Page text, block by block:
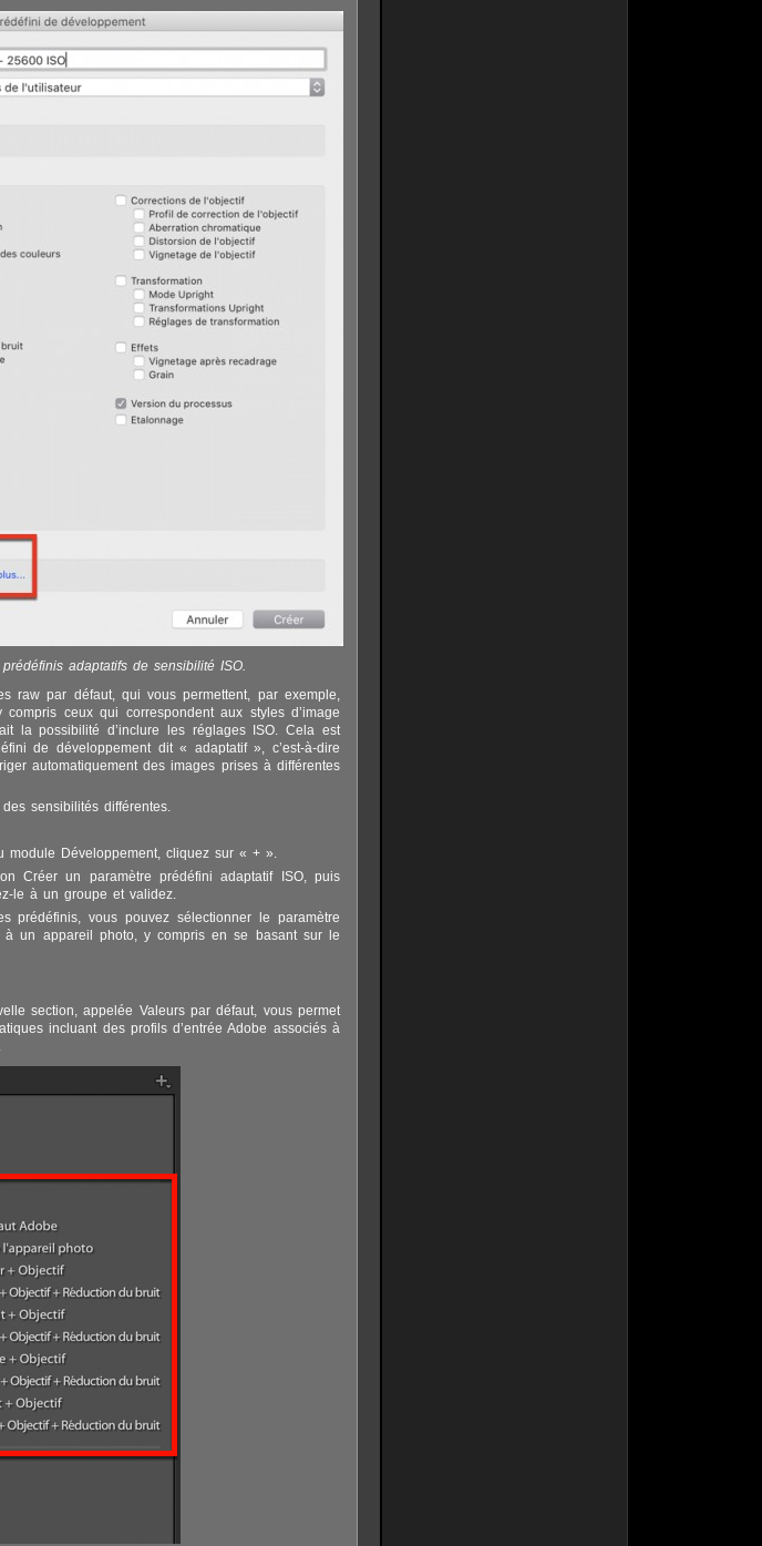
adaptatifs de sensibilité ISO.
raw par défaut, qui vous permettent, par exemple,
ceux qui correspondent aux styles d’image
la possibilité d’inclure les réglages ISO. Cela est
de développement dit « adaptatif », c’est-à-dire
automatiquement des images prises à différentes
sensibilités différentes.
module Développement, cliquez sur « + ».
Créer un paramètre prédéfini adaptatif ISO, puis
le à un groupe et validez.
prédéfinis, vous pouvez sélectionner le paramètre
à un appareil photo, y compris en se basant sur le
section, appelée Valeurs par défaut, vous permet
incluant des profils d’entrée Adobe associés à